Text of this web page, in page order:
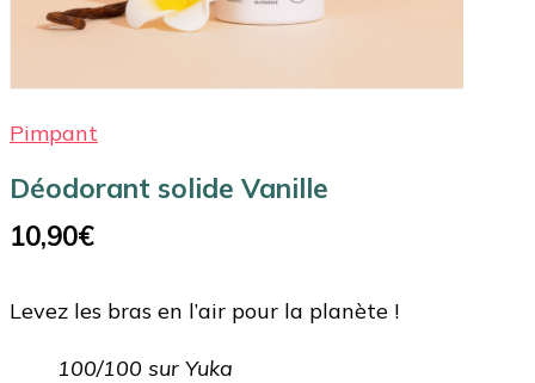
Pimpant
Déodorant solide Vanille
10,90€
Levez les bras en l’air pour la planète !
100/100 sur Yuka